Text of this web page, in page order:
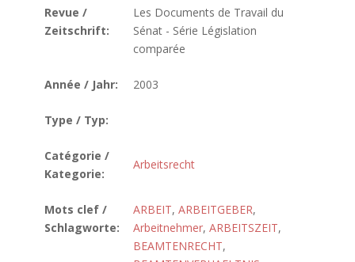
Revue /
Zeitschrift:
Les Documents de Travail du
Sénat - Série Législation
comparée
Année / Jahr: 2003
Type / Typ:
Catégorie /
Kategorie:
Arbeitsrecht
Mots clef /
Schlagworte:
ARBEIT, ARBEITGEBER,
Arbeitnehmer, ARBEITSZEIT,
BEAMTENRECHT,